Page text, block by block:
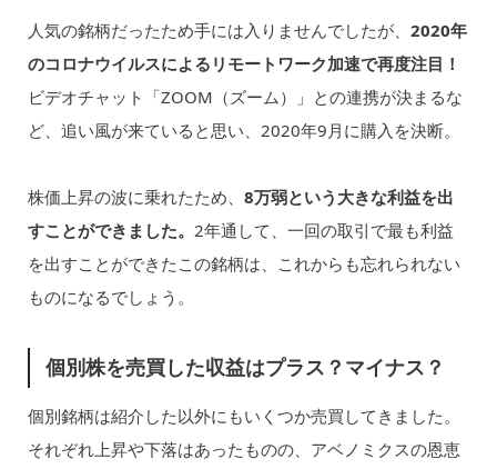
人気の銘柄だったため手には入りませんでしたが、 2020年
のコロナウイルスによるリモートワーク加速で再度注目！
ビデオチャット「ZOOM（ズーム）」との連携が決まるな
ど、追い風が来ていると思い、2020年9月に購入を決断。
株価上昇の波に乗れたため、 8万弱という大きな利益を出
すことができました。 2年通して、一回の取引で最も利益
を出すことができたこの銘柄は、これからも忘れられない
ものになるでしょう。
個別株を売買した収益はプラス？マイナス？
個別銘柄は紹介した以外にもいくつか売買してきました。
それぞれ上昇や下落はあったものの、アベノミクスの恩恵